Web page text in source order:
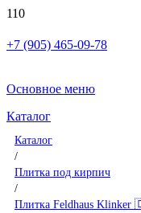
+7 (905) 465-09-78
Основное меню
Каталог
Каталог
/
Плитка под кирпич
/
Плитка Feldhaus